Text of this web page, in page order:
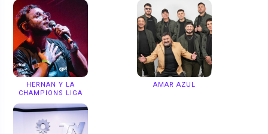
HERNAN Y LA
CHAMPIONS LIGA
AMAR AZUL